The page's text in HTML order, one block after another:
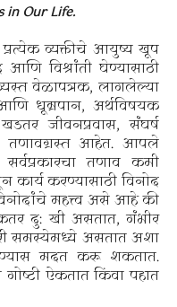
in Our Life.
व्यक्तीचे आयुष्य खूप
विश्रांती घेण्यासाठी
वेळापत्रक, लागलेल्या
धूम्रपान, अर्थविषयक
जीवनप्रवास, संघर्ष
आहेत. आपले
तणाव कमी
करण्यासाठी विनोद
महत्त्व असे आहे की
दु: खी असतात, गंभीर
समस्येमध्ये असतात अशा
मदत करू शकतात.
ऐकतात किंवा पहात